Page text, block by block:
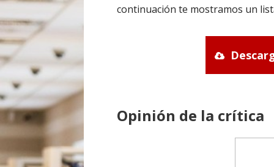
continuación te mostramos un
Opinión de la crítica